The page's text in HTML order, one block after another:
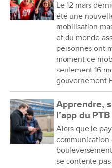
Le 12 mars
été une
mobilisation
et du monde
personnes ont
moment de
seulement 16
gouvernement
Apprendre,
l’app du
Alors que le
communication
se contente